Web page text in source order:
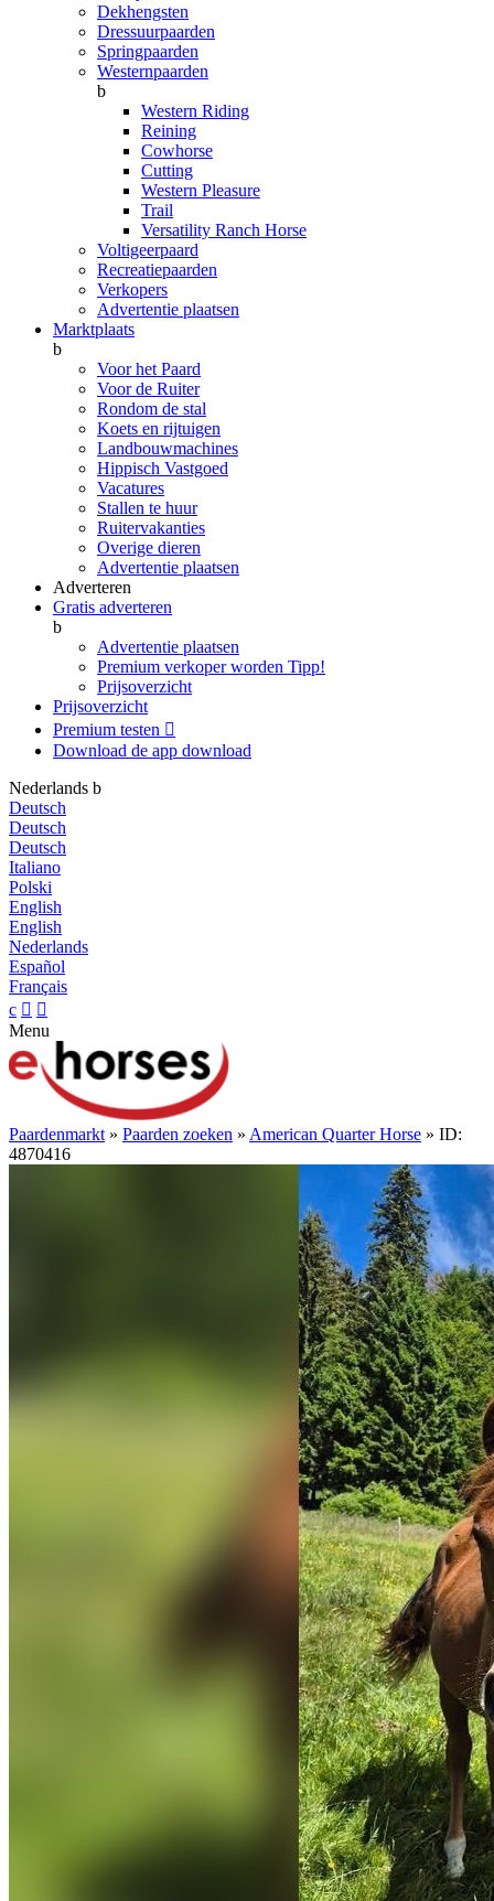
Dekhengsten
Dressuurpaarden
Springpaarden
Westernpaarden
b
Western Riding
Reining
Cowhorse
Cutting
Western Pleasure
Trail
Versatility Ranch Horse
Voltigeerpaard
Recreatiepaarden
Verkopers
Advertentie plaatsen
Marktplaats
b
Voor het Paard
Voor de Ruiter
Rondom de stal
Koets en rijtuigen
Landbouwmachines
Hippisch Vastgoed
Vacatures
Stallen te huur
Ruitervakanties
Overige dieren
Advertentie plaatsen
Adverteren
Gratis adverteren
b
Advertentie plaatsen
Premium verkoper worden Tipp!
Prijsoverzicht
Prijsoverzicht
Premium testen 
Download de app download
Nederlands b
Deutsch
Deutsch
Deutsch
Italiano
Polski
English
English
Nederlands
Español
Français
c  
Menu
Paardenmarkt » Paarden zoeken » American Quarter Horse » ID:
4870416